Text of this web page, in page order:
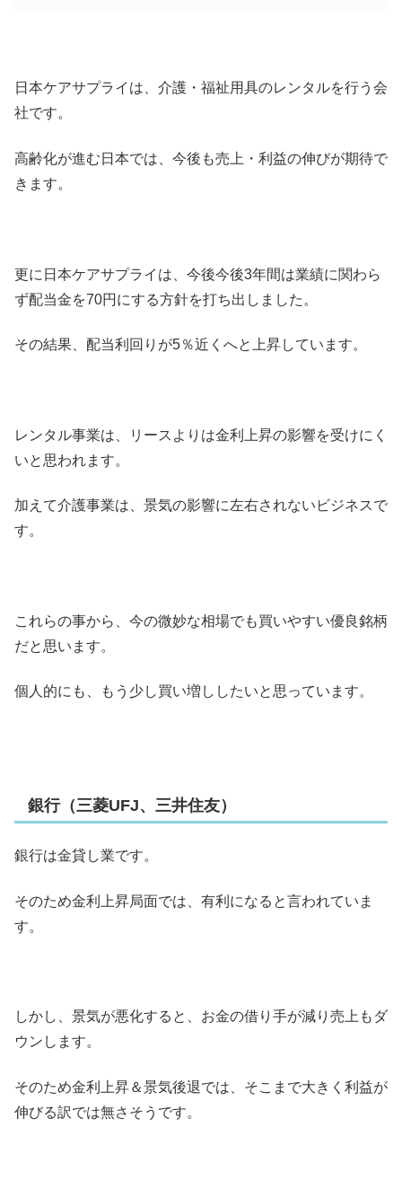
日本ケアサプライは、介護・福祉用具のレンタルを行う会
社です。
高齢化が進む日本では、今後も売上・利益の伸びが期待で
きます。
更に日本ケアサプライは、今後今後3年間は業績に関わら
ず配当金を70円にする方針を打ち出しました。
その結果、配当利回りが5％近くへと上昇しています。
レンタル事業は、リースよりは金利上昇の影響を受けにく
いと思われます。
加えて介護事業は、景気の影響に左右されないビジネスで
す。
これらの事から、今の微妙な相場でも買いやすい優良銘柄
だと思います。
個人的にも、もう少し買い増ししたいと思っています。
銀行（三菱UFJ、三井住友）
銀行は金貸し業です。
そのため金利上昇局面では、有利になると言われていま
す。
しかし、景気が悪化すると、お金の借り手が減り売上もダ
ウンします。
そのため金利上昇＆景気後退では、そこまで大きく利益が
伸びる訳では無さそうです。